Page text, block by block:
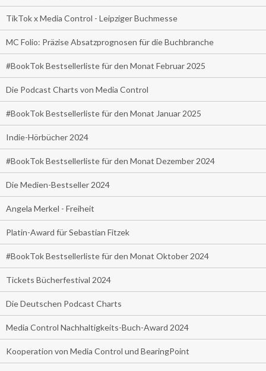
TikTok x Media Control - Leipziger Buchmesse
MC Folio: Präzise Absatzprognosen für die Buchbranche
#BookTok Bestsellerliste für den Monat Februar 2025
Die Podcast Charts von Media Control
#BookTok Bestsellerliste für den Monat Januar 2025
Indie-Hörbücher 2024
#BookTok Bestsellerliste für den Monat Dezember 2024
Die Medien-Bestseller 2024
Angela Merkel - Freiheit
Platin-Award für Sebastian Fitzek
#BookTok Bestsellerliste für den Monat Oktober 2024
Tickets Bücherfestival 2024
Die Deutschen Podcast Charts
Media Control Nachhaltigkeits-Buch-Award 2024
Kooperation von Media Control und BearingPoint